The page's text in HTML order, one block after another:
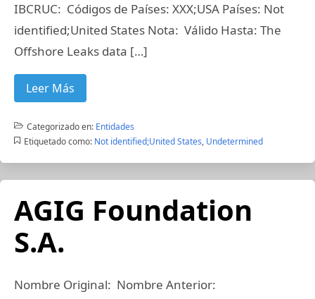
IBCRUC: Códigos de Países: XXX;USA Países: Not
identified;United States Nota: Válido Hasta: The
Offshore Leaks data […]
Leer Más
Categorizado en: Entidades
Etiquetado como: Not identified;United States, Undetermined
AGIG Foundation
S.A.
Nombre Original: Nombre Anterior: